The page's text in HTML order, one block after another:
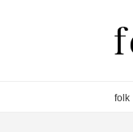
folk